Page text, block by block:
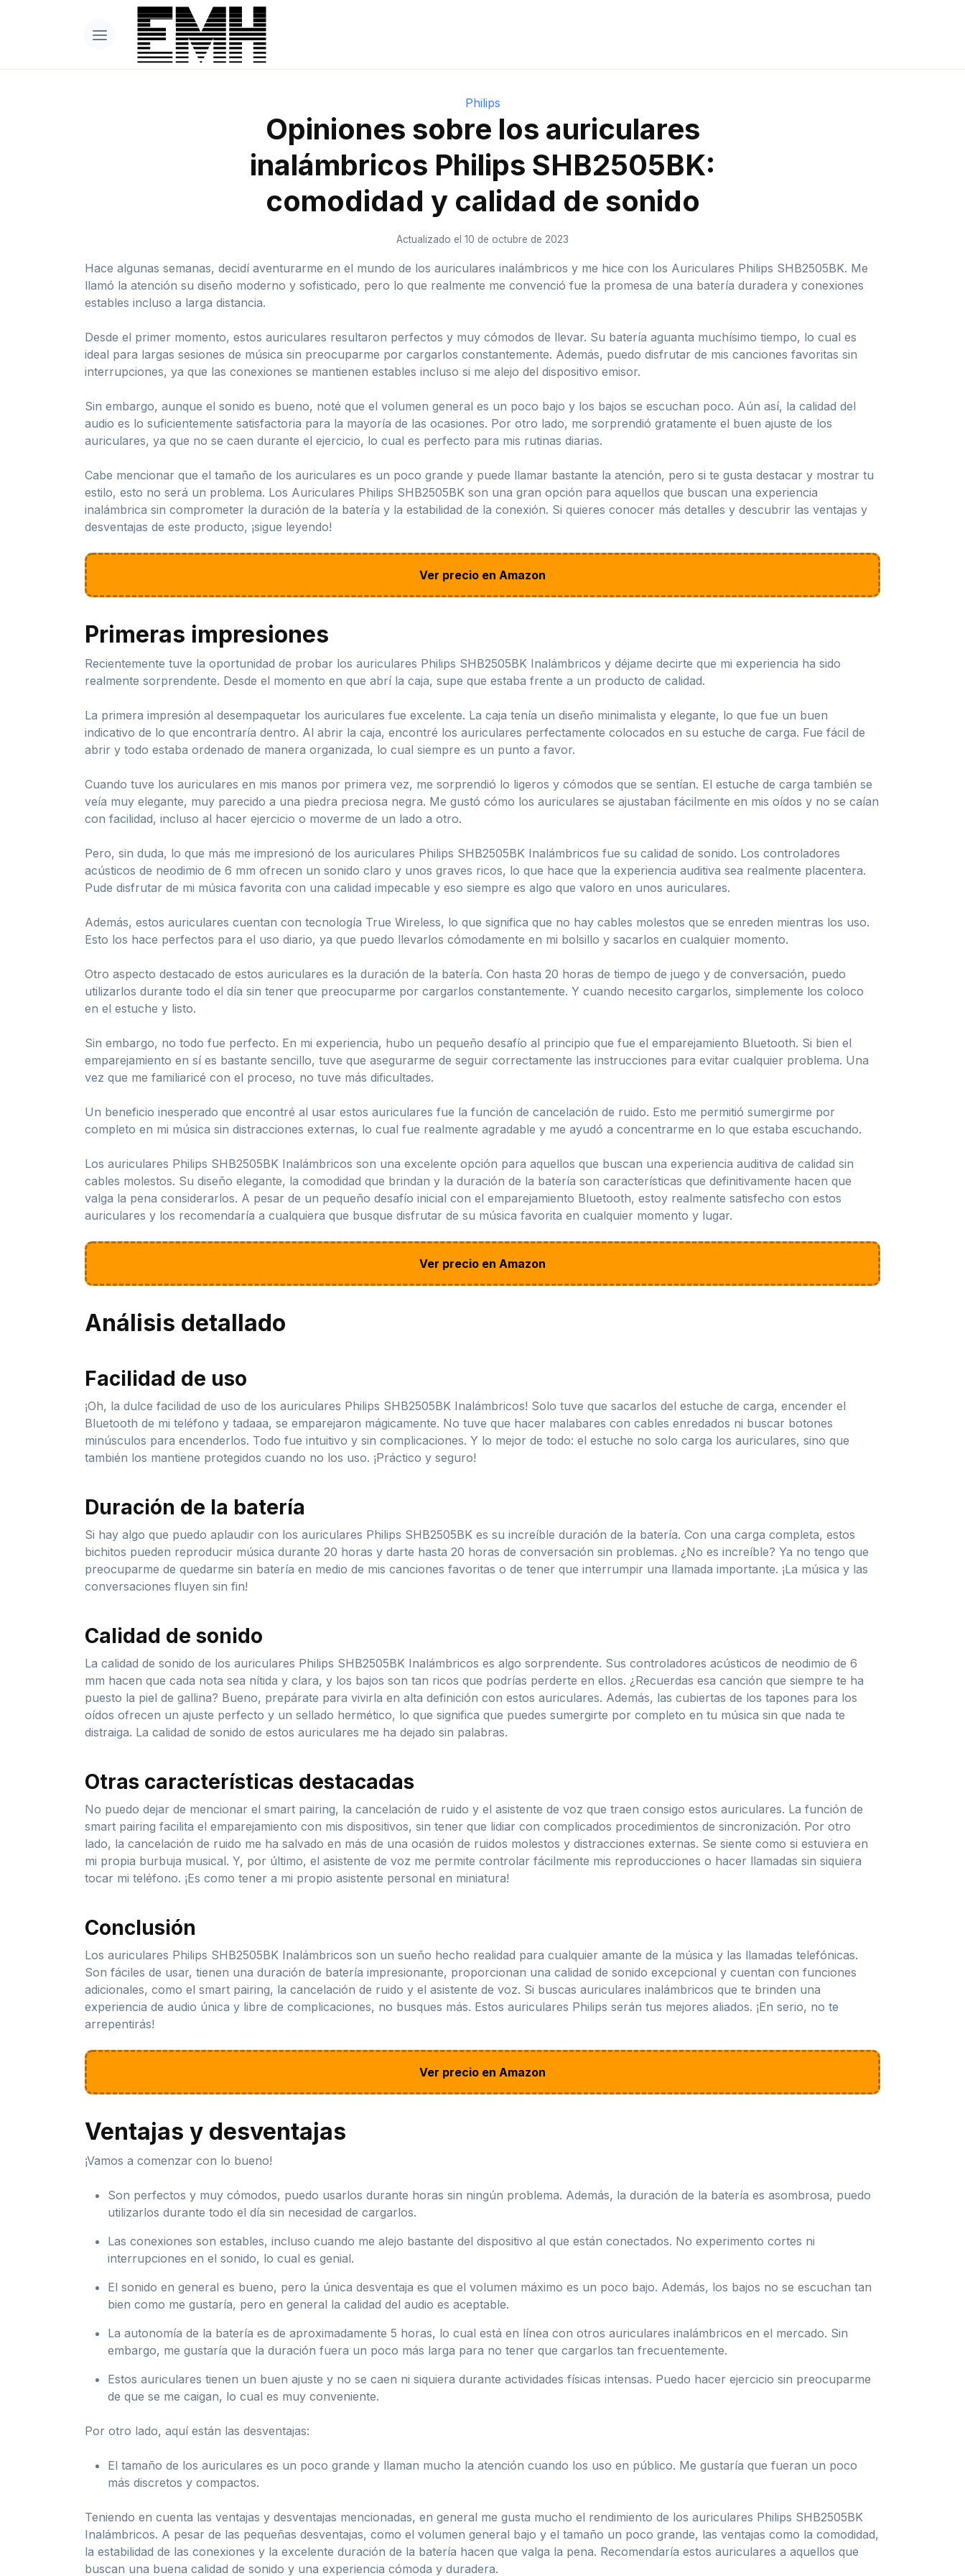
Philips
Opiniones sobre los auriculares
inalámbricos Philips SHB2505BK:
comodidad y calidad de sonido
Actualizado el 10 de octubre de 2023
Hace algunas semanas, decidí aventurarme en el mundo de los auriculares inalámbricos y me hice con los Auriculares Philips SHB2505BK. Me
llamó la atención su diseño moderno y sofisticado, pero lo que realmente me convenció fue la promesa de una batería duradera y conexiones
estables incluso a larga distancia.
Desde el primer momento, estos auriculares resultaron perfectos y muy cómodos de llevar. Su batería aguanta muchísimo tiempo, lo cual es
ideal para largas sesiones de música sin preocuparme por cargarlos constantemente. Además, puedo disfrutar de mis canciones favoritas sin
interrupciones, ya que las conexiones se mantienen estables incluso si me alejo del dispositivo emisor.
Sin embargo, aunque el sonido es bueno, noté que el volumen general es un poco bajo y los bajos se escuchan poco. Aún así, la calidad del
audio es lo suficientemente satisfactoria para la mayoría de las ocasiones. Por otro lado, me sorprendió gratamente el buen ajuste de los
auriculares, ya que no se caen durante el ejercicio, lo cual es perfecto para mis rutinas diarias.
Cabe mencionar que el tamaño de los auriculares es un poco grande y puede llamar bastante la atención, pero si te gusta destacar y mostrar tu
estilo, esto no será un problema. Los Auriculares Philips SHB2505BK son una gran opción para aquellos que buscan una experiencia
inalámbrica sin comprometer la duración de la batería y la estabilidad de la conexión. Si quieres conocer más detalles y descubrir las ventajas y
desventajas de este producto, ¡sigue leyendo!
Ver precio en Amazon
Primeras impresiones
Recientemente tuve la oportunidad de probar los auriculares Philips SHB2505BK Inalámbricos y déjame decirte que mi experiencia ha sido
realmente sorprendente. Desde el momento en que abrí la caja, supe que estaba frente a un producto de calidad.
La primera impresión al desempaquetar los auriculares fue excelente. La caja tenía un diseño minimalista y elegante, lo que fue un buen
indicativo de lo que encontraría dentro. Al abrir la caja, encontré los auriculares perfectamente colocados en su estuche de carga. Fue fácil de
abrir y todo estaba ordenado de manera organizada, lo cual siempre es un punto a favor.
Cuando tuve los auriculares en mis manos por primera vez, me sorprendió lo ligeros y cómodos que se sentían. El estuche de carga también se
veía muy elegante, muy parecido a una piedra preciosa negra. Me gustó cómo los auriculares se ajustaban fácilmente en mis oídos y no se caían
con facilidad, incluso al hacer ejercicio o moverme de un lado a otro.
Pero, sin duda, lo que más me impresionó de los auriculares Philips SHB2505BK Inalámbricos fue su calidad de sonido. Los controladores
acústicos de neodimio de 6 mm ofrecen un sonido claro y unos graves ricos, lo que hace que la experiencia auditiva sea realmente placentera.
Pude disfrutar de mi música favorita con una calidad impecable y eso siempre es algo que valoro en unos auriculares.
Además, estos auriculares cuentan con tecnología True Wireless, lo que significa que no hay cables molestos que se enreden mientras los uso.
Esto los hace perfectos para el uso diario, ya que puedo llevarlos cómodamente en mi bolsillo y sacarlos en cualquier momento.
Otro aspecto destacado de estos auriculares es la duración de la batería. Con hasta 20 horas de tiempo de juego y de conversación, puedo
utilizarlos durante todo el día sin tener que preocuparme por cargarlos constantemente. Y cuando necesito cargarlos, simplemente los coloco
en el estuche y listo.
Sin embargo, no todo fue perfecto. En mi experiencia, hubo un pequeño desafío al principio que fue el emparejamiento Bluetooth. Si bien el
emparejamiento en sí es bastante sencillo, tuve que asegurarme de seguir correctamente las instrucciones para evitar cualquier problema. Una
vez que me familiaricé con el proceso, no tuve más dificultades.
Un beneficio inesperado que encontré al usar estos auriculares fue la función de cancelación de ruido. Esto me permitió sumergirme por
completo en mi música sin distracciones externas, lo cual fue realmente agradable y me ayudó a concentrarme en lo que estaba escuchando.
Los auriculares Philips SHB2505BK Inalámbricos son una excelente opción para aquellos que buscan una experiencia auditiva de calidad sin
cables molestos. Su diseño elegante, la comodidad que brindan y la duración de la batería son características que definitivamente hacen que
valga la pena considerarlos. A pesar de un pequeño desafío inicial con el emparejamiento Bluetooth, estoy realmente satisfecho con estos
auriculares y los recomendaría a cualquiera que busque disfrutar de su música favorita en cualquier momento y lugar.
Ver precio en Amazon
Análisis detallado
Facilidad de uso
¡Oh, la dulce facilidad de uso de los auriculares Philips SHB2505BK Inalámbricos! Solo tuve que sacarlos del estuche de carga, encender el
Bluetooth de mi teléfono y tadaaa, se emparejaron mágicamente. No tuve que hacer malabares con cables enredados ni buscar botones
minúsculos para encenderlos. Todo fue intuitivo y sin complicaciones. Y lo mejor de todo: el estuche no solo carga los auriculares, sino que
también los mantiene protegidos cuando no los uso. ¡Práctico y seguro!
Duración de la batería
Si hay algo que puedo aplaudir con los auriculares Philips SHB2505BK es su increíble duración de la batería. Con una carga completa, estos
bichitos pueden reproducir música durante 20 horas y darte hasta 20 horas de conversación sin problemas. ¿No es increíble? Ya no tengo que
preocuparme de quedarme sin batería en medio de mis canciones favoritas o de tener que interrumpir una llamada importante. ¡La música y las
conversaciones fluyen sin fin!
Calidad de sonido
La calidad de sonido de los auriculares Philips SHB2505BK Inalámbricos es algo sorprendente. Sus controladores acústicos de neodimio de 6
mm hacen que cada nota sea nítida y clara, y los bajos son tan ricos que podrías perderte en ellos. ¿Recuerdas esa canción que siempre te ha
puesto la piel de gallina? Bueno, prepárate para vivirla en alta definición con estos auriculares. Además, las cubiertas de los tapones para los
oídos ofrecen un ajuste perfecto y un sellado hermético, lo que significa que puedes sumergirte por completo en tu música sin que nada te
distraiga. La calidad de sonido de estos auriculares me ha dejado sin palabras.
Otras características destacadas
No puedo dejar de mencionar el smart pairing, la cancelación de ruido y el asistente de voz que traen consigo estos auriculares. La función de
smart pairing facilita el emparejamiento con mis dispositivos, sin tener que lidiar con complicados procedimientos de sincronización. Por otro
lado, la cancelación de ruido me ha salvado en más de una ocasión de ruidos molestos y distracciones externas. Se siente como si estuviera en
mi propia burbuja musical. Y, por último, el asistente de voz me permite controlar fácilmente mis reproducciones o hacer llamadas sin siquiera
tocar mi teléfono. ¡Es como tener a mi propio asistente personal en miniatura!
Conclusión
Los auriculares Philips SHB2505BK Inalámbricos son un sueño hecho realidad para cualquier amante de la música y las llamadas telefónicas.
Son fáciles de usar, tienen una duración de batería impresionante, proporcionan una calidad de sonido excepcional y cuentan con funciones
adicionales, como el smart pairing, la cancelación de ruido y el asistente de voz. Si buscas auriculares inalámbricos que te brinden una
experiencia de audio única y libre de complicaciones, no busques más. Estos auriculares Philips serán tus mejores aliados. ¡En serio, no te
arrepentirás!
Ver precio en Amazon
Ventajas y desventajas
¡Vamos a comenzar con lo bueno!
Son perfectos y muy cómodos, puedo usarlos durante horas sin ningún problema. Además, la duración de la batería es asombrosa, puedo
utilizarlos durante todo el día sin necesidad de cargarlos.
Las conexiones son estables, incluso cuando me alejo bastante del dispositivo al que están conectados. No experimento cortes ni
interrupciones en el sonido, lo cual es genial.
El sonido en general es bueno, pero la única desventaja es que el volumen máximo es un poco bajo. Además, los bajos no se escuchan tan
bien como me gustaría, pero en general la calidad del audio es aceptable.
La autonomía de la batería es de aproximadamente 5 horas, lo cual está en línea con otros auriculares inalámbricos en el mercado. Sin
embargo, me gustaría que la duración fuera un poco más larga para no tener que cargarlos tan frecuentemente.
Estos auriculares tienen un buen ajuste y no se caen ni siquiera durante actividades físicas intensas. Puedo hacer ejercicio sin preocuparme
de que se me caigan, lo cual es muy conveniente.
Por otro lado, aquí están las desventajas:
El tamaño de los auriculares es un poco grande y llaman mucho la atención cuando los uso en público. Me gustaría que fueran un poco
más discretos y compactos.
Teniendo en cuenta las ventajas y desventajas mencionadas, en general me gusta mucho el rendimiento de los auriculares Philips SHB2505BK
Inalámbricos. A pesar de las pequeñas desventajas, como el volumen general bajo y el tamaño un poco grande, las ventajas como la comodidad,
la estabilidad de las conexiones y la excelente duración de la batería hacen que valga la pena. Recomendaría estos auriculares a aquellos que
buscan una buena calidad de sonido y una experiencia cómoda y duradera.